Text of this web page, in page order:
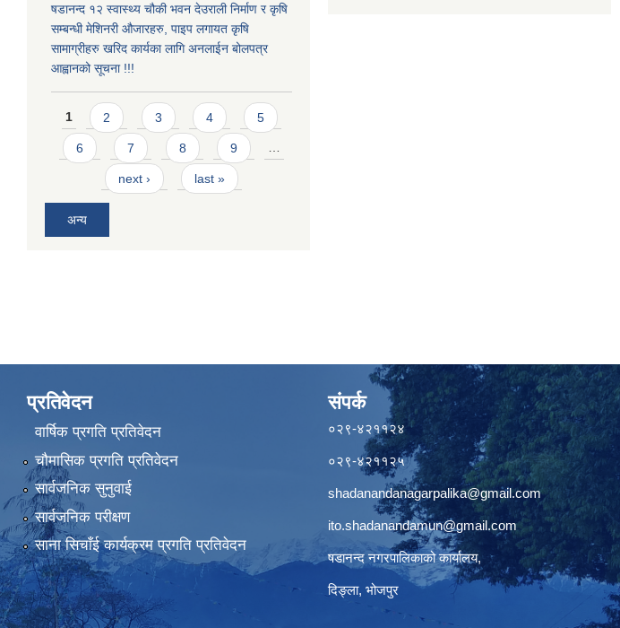
षडानन्द १२ स्वास्थ्य चौकी भवन देउराली निर्माण र कृषि
सम्बन्धी मेशिनरी औजारहरु, पाइप लगायत कृषि
सामाग्रीहरु खरिद कार्यका लागि अनलाईन बोलपत्र
आह्वानको सूचना !!!
Pages
1 2 3 4 5
6 7 8 9 …
next › last »
अन्य
प्रतिवेदन
वार्षिक प्रगति प्रतिवेदन
चौमासिक प्रगति प्रतिवेदन
सार्वजनिक सुनुवाई
सार्वजनिक परीक्षण
साना सिचाँई कार्यक्रम प्रगति प्रतिवेदन
संपर्क
०२९-४२११२४
०२९-४२११२५
shadanandanagarpalika@gmail.com
ito.shadanandamun@gmail.com
षडानन्द नगरपालिकाको कार्यालय,
दिङ्ला, भोजपुर